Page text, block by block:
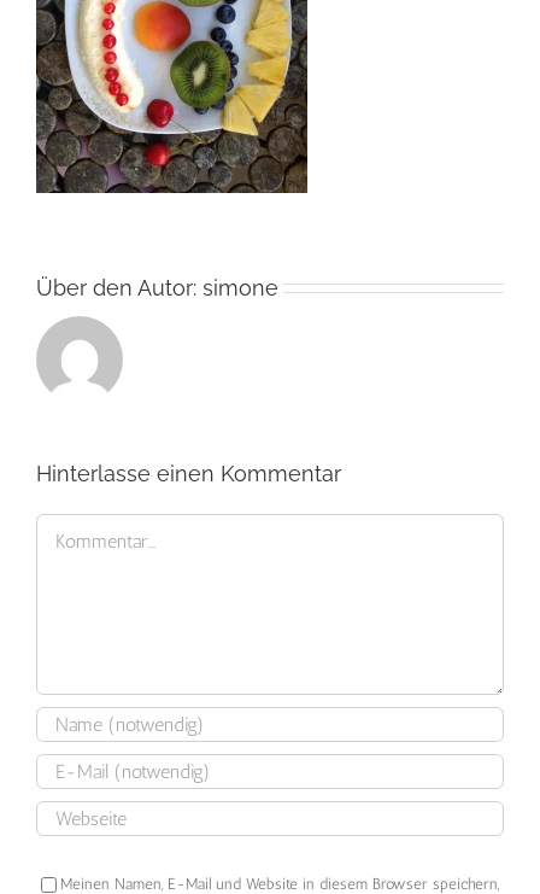
Über den Autor: simone
Hinterlasse einen Kommentar
Kommentar
Meinen Namen, E-Mail und Website in diesem Browser speichern,